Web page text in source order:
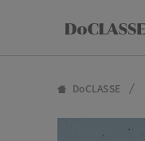
DoCLASSE